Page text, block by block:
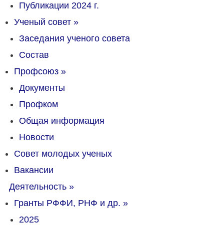
Публикации 2024 г.
Ученый совет »
Заседания ученого совета
Состав
Профсоюз »
Документы
Профком
Общая информация
Новости
Совет молодых ученых
Вакансии
Деятельность »
Гранты РФФИ, РНФ и др. »
2025